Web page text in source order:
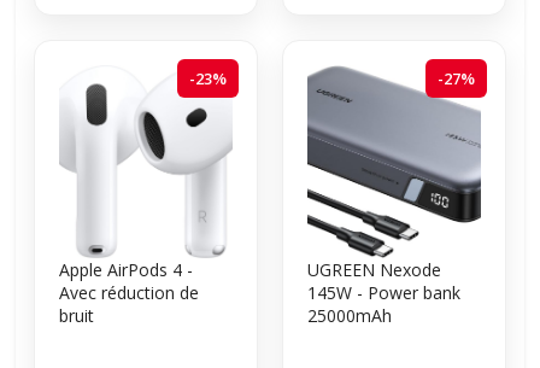
-23%
Apple AirPods 4 -
Avec réduction de
bruit
-27%
UGREEN Nexode
145W - Power bank
25000mAh